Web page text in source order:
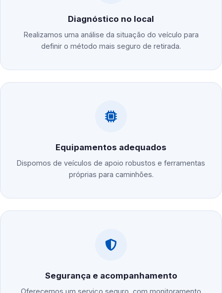
Diagnóstico no local
Realizamos uma análise da situação do veículo para
definir o método mais seguro de retirada.
Equipamentos adequados
Dispomos de veículos de apoio robustos e ferramentas
próprias para caminhões.
Segurança e acompanhamento
Oferecemos um serviço seguro, com monitoramento